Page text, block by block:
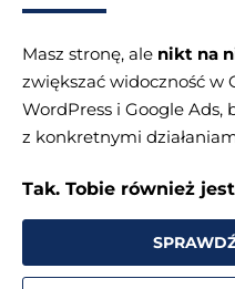
Masz stronę, ale nikt na
zwiększać widoczność w
WordPress i Google Ads,
z konkretnymi
Tak. Tobie również